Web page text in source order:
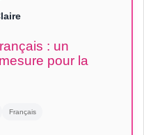
: un
pour la
Français